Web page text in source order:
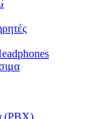
(PBX)